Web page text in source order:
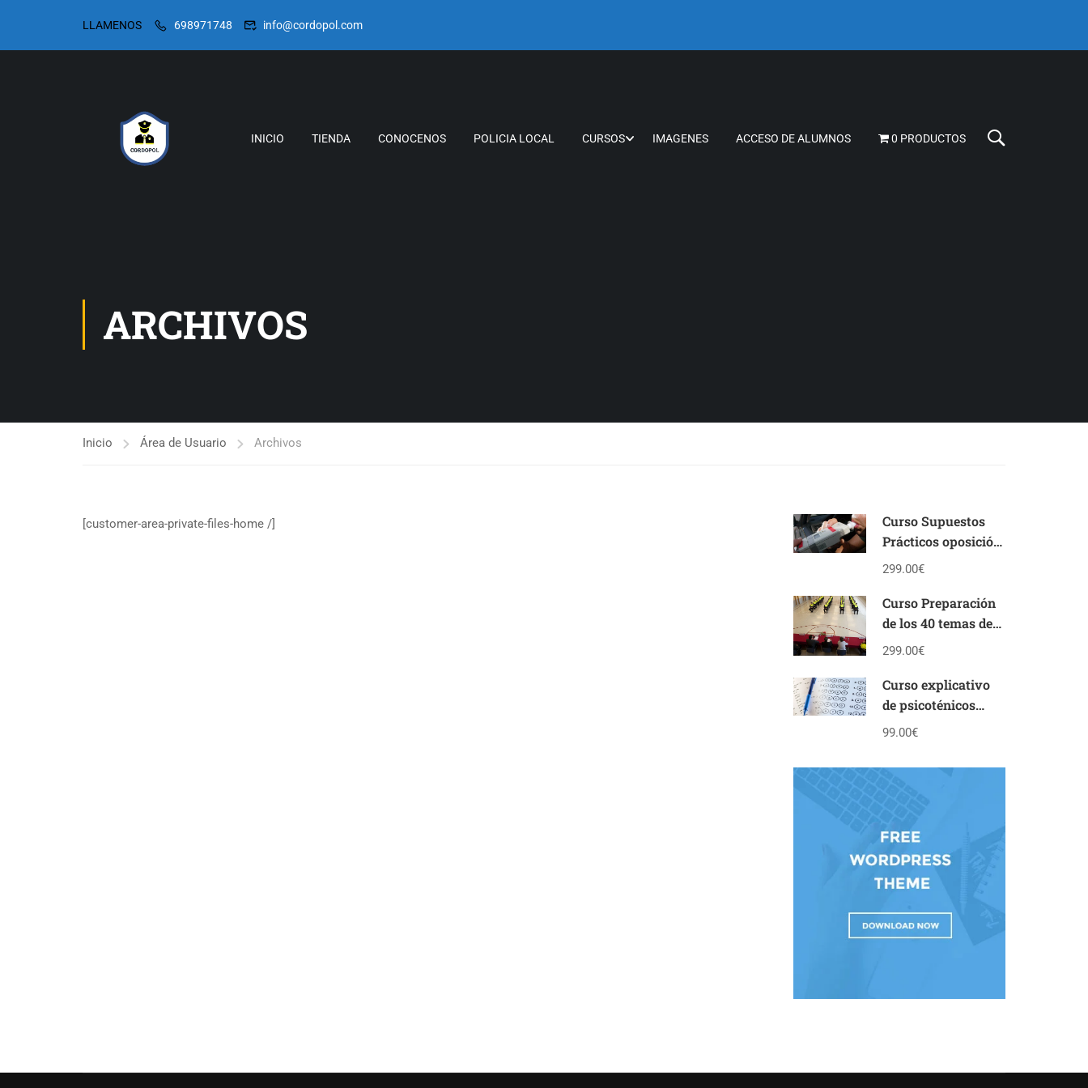
LLAMENOS 698971748 info@cordopol.com
INICIO TIENDA CONOCENOS POLICIA LOCAL CURSOS IMAGENES ACCESO DE ALUMNOS 0 PRODUCTOS
ARCHIVOS
Inicio Área de Usuario Archivos
[customer-area-private-files-home /]
Curso Supuestos
Prácticos oposición
Policía Local
299.00€
Curso Preparación
de los 40 temas de
la oposición de
Andalucía
299.00€
Curso explicativo
de psicoténicos
personalidad y
99.00€